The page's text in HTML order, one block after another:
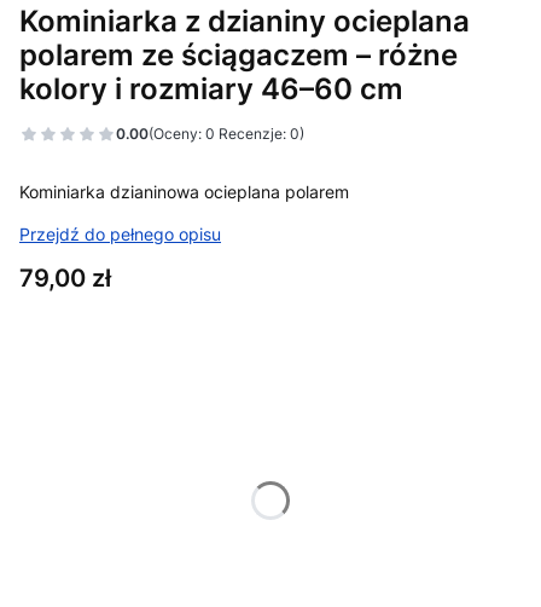
Kominiarka z dzianiny ocieplana
polarem ze ściągaczem – różne
kolory i rozmiary 46–60 cm
0.00(Oceny: 0 Recenzje: 0)
Kominiarka dzianinowa ocieplana polarem
Przejdź do pełnego opisu
Cena
79,00 zł